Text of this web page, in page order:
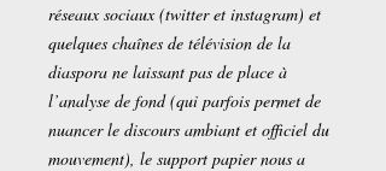
réseaux sociaux (twitter et instagram) et
quelques chaînes de télévision de la
diaspora ne laissant pas de place à
l’analyse de fond (qui parfois permet de
nuancer le discours ambiant et officiel du
mouvement), le support papier nous a